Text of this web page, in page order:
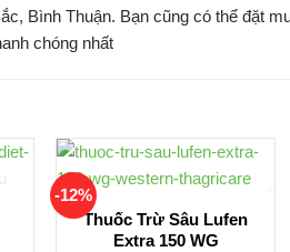
Bình Thuận. Bạn cũng có thể đặt
chóng nhất
-12%
Thuốc Trừ Sâu Lufen
Extra 150 WG